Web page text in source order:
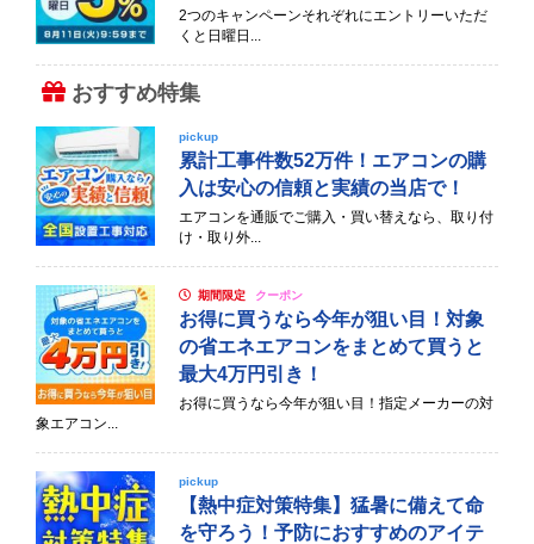
2つのキャンペーンそれぞれにエントリーいただ
くと日曜日...
おすすめ特集
pickup
累計工事件数52万件！エアコンの購
入は安心の信頼と実績の当店で！
エアコンを通販でご購入・買い替えなら、取り付
け・取り外...
期間限定 クーポン
お得に買うなら今年が狙い目！対象
の省エネエアコンをまとめて買うと
最大4万円引き！
お得に買うなら今年が狙い目！指定メーカーの対
象エアコン...
pickup
【熱中症対策特集】猛暑に備えて命
を守ろう！予防におすすめのアイテ